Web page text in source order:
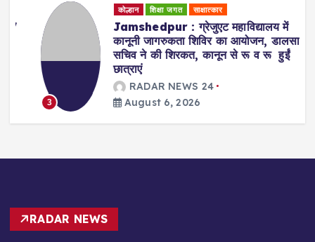
कोल्हान शिक्षा जगत साक्षात्कार
Jamshedpur : ग्रेजुएट महाविद्यालय में
कानूनी जागरुकता शिविर का आयोजन, डालसा
सचिव ने की शिरकत, कानून से रू व रू हुईं
छात्राएं
RADAR NEWS 24
August 6, 2026
RADAR NEWS